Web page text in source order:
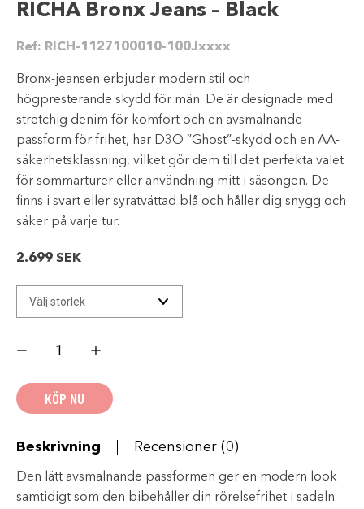
RICHA Bronx Jeans – Black
Ref: RICH-1127100010-100Jxxxx
Bronx-jeansen erbjuder modern stil och
högpresterande skydd för män. De är designade med
stretchig denim för komfort och en avsmalnande
passform för frihet, har D3O ”Ghost”-skydd och en AA-
säkerhetsklassning, vilket gör dem till det perfekta valet
för sommarturer eller användning mitt i säsongen. De
finns i svart eller syratvättad blå och håller dig snygg och
säker på varje tur.
2.699 SEK
Bronx
Black
mängd
KÖP NU
Beskrivning Recensioner (0)
Den lätt avsmalnande passformen ger en modern look
samtidigt som den bibehåller din rörelsefrihet i sadeln.